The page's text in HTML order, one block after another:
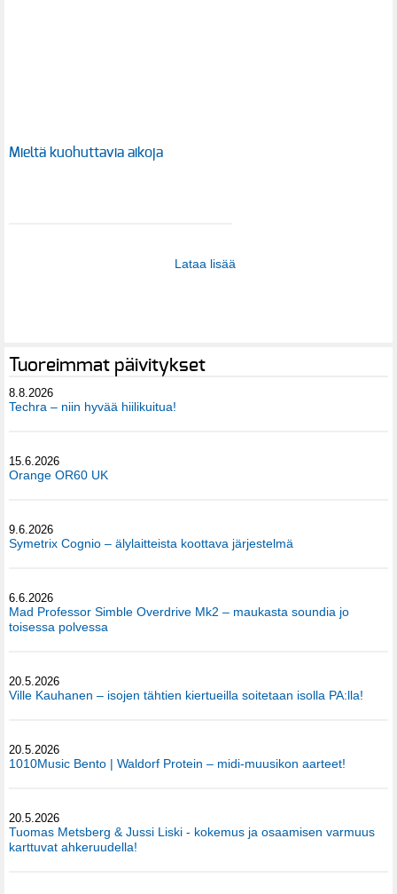
Mieltä kuohuttavia aikoja
Lataa lisää
Tuoreimmat päivitykset
8.8.2026
Techra – niin hyvää hiilikuitua!
15.6.2026
Orange OR60 UK
9.6.2026
Symetrix Cognio – älylaitteista koottava järjestelmä
6.6.2026
Mad Professor Simble Overdrive Mk2 – maukasta soundia jo
toisessa polvessa
20.5.2026
Ville Kauhanen – isojen tähtien kiertueilla soitetaan isolla PA:lla!
20.5.2026
1010Music Bento | Waldorf Protein – midi-muusikon aarteet!
20.5.2026
Tuomas Metsberg & Jussi Liski - kokemus ja osaamisen varmuus
karttuvat ahkeruudella!